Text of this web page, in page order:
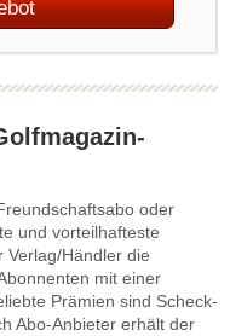
oder
und vorteilhafteste
Verlag/Händler die
mit einer
Prämien sind Scheck-
Abo-Anbieter erhält der